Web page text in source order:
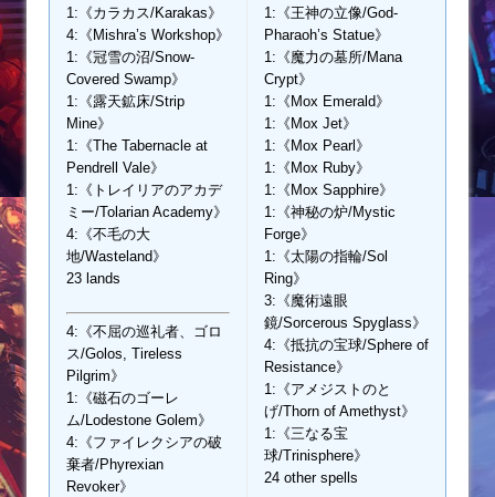
1:《カラカス/Karakas》
4:《Mishra’s Workshop》
1:《冠雪の沼/Snow-
Covered Swamp》
1:《露天鉱床/Strip
Mine》
1:《The Tabernacle at
Pendrell Vale》
1:《トレイリアのアカデ
ミー/Tolarian Academy》
4:《不毛の大
地/Wasteland》
23 lands
4:《不屈の巡礼者、ゴロ
ス/Golos, Tireless
Pilgrim》
1:《磁石のゴーレ
ム/Lodestone Golem》
4:《ファイレクシアの破
棄者/Phyrexian
Revoker》
1:《王神の立像/God-
Pharaoh’s Statue》
1:《魔力の墓所/Mana
Crypt》
1:《Mox Emerald》
1:《Mox Jet》
1:《Mox Pearl》
1:《Mox Ruby》
1:《Mox Sapphire》
1:《神秘の炉/Mystic
Forge》
1:《太陽の指輪/Sol
Ring》
3:《魔術遠眼
鏡/Sorcerous Spyglass》
4:《抵抗の宝球/Sphere of
Resistance》
1:《アメジストのと
げ/Thorn of Amethyst》
1:《三なる宝
球/Trinisphere》
24 other spells